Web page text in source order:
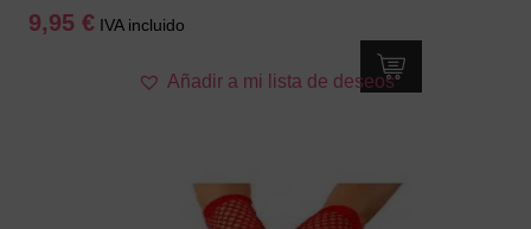
9,95 € IVA incluido
Añadir a mi lista de deseos